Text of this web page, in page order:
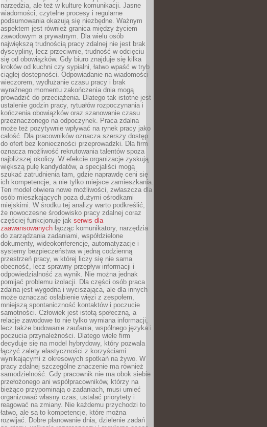
narzędzia, ale też w kulturę komunikacji. Jasne
wiadomości, czytelne procesy i regularne
podsumowania okazują się niezbędne. Ważnym
aspektem jest również granica między życiem
zawodowym a prywatnym. Dla wielu osób
największą trudnością pracy zdalnej nie jest brak
dyscypliny, lecz przeciwnie, trudność w odcięciu
się od obowiązków. Gdy biuro znajduje się kilka
kroków od kuchni czy sypialni, łatwo wpaść w tryb
ciągłej dostępności. Odpowiadanie na wiadomości
wieczorem, wydłużanie czasu pracy i brak
wyraźnego momentu zakończenia dnia mogą
prowadzić do przeciążenia. Dlatego tak istotne jest
ustalenie godzin pracy, rytuałów rozpoczynania i
kończenia obowiązków oraz szanowanie czasu
przeznaczonego na odpoczynek. Praca zdalna
może też pozytywnie wpływać na rynek pracy jako
całość. Dla pracowników oznacza szerszy dostęp
do ofert bez konieczności przeprowadzki. Dla firm
oznacza możliwość rekrutowania talentów spoza
najbliższej okolicy. W efekcie organizacje zyskują
większą pulę kandydatów, a specjaliści mogą
szukać zatrudnienia tam, gdzie naprawdę ceni się
ich kompetencje, a nie tylko miejsce zamieszkania.
Ten model otwiera nowe możliwości, zwłaszcza dla
osób mieszkających poza dużymi ośrodkami
miejskimi. W środku tej analizy warto podkreślić,
że nowoczesne środowisko pracy zdalnej coraz
częściej funkcjonuje jak serwis dla
zaawansowanych łącząc komunikatory, narzędzia
do zarządzania zadaniami, współdzielone
dokumenty, wideokonferencje, automatyzacje i
systemy bezpieczeństwa w jedną codzienną
przestrzeń pracy, w której liczy się nie sama
obecność, lecz sprawny przepływ informacji i
odpowiedzialność za wynik. Nie można jednak
pomijać problemu izolacji. Dla części osób praca
zdalna jest wygodna i wyciszająca, ale dla innych
może oznaczać osłabienie więzi z zespołem,
mniejszą spontaniczność kontaktów i poczucie
samotności. Człowiek jest istotą społeczną, a
relacje zawodowe to nie tylko wymiana informacji,
lecz także budowanie zaufania, wspólnego języka i
poczucia przynależności. Dlatego wiele firm
decyduje się na model hybrydowy, który pozwala
łączyć zalety elastyczności z korzyściami
wynikającymi z okresowych spotkań na żywo. W
pracy zdalnej szczególne znaczenie ma również
samodzielność. Gdy pracownik nie ma obok siebie
przełożonego ani współpracowników, którzy na
bieżąco przypominają o zadaniach, musi umieć
organizować własny czas, ustalać priorytety i
reagować na zmiany. Nie każdemu przychodzi to
łatwo, ale są to kompetencje, które można
rozwijać. Dobre planowanie dnia, dzielenie zadań